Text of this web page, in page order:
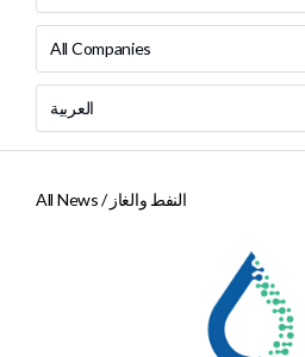
All Companies
العربية
All News / النفط والغاز